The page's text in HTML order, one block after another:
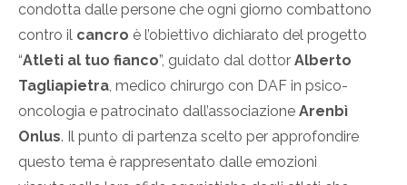
condotta dalle persone che ogni giorno combattono
contro il cancro è l’obiettivo dichiarato del progetto
“Atleti al tuo fianco”, guidato dal dottor Alberto
Tagliapietra, medico chirurgo con DAF in psico-
oncologia e patrocinato dall’associazione Arenbì
Onlus. Il punto di partenza scelto per approfondire
questo tema è rappresentato dalle emozioni